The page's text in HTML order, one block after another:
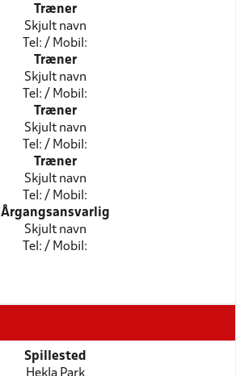
Træner
Skjult navn
Tel: / Mobil:
Træner
Skjult navn
Tel: / Mobil:
Træner
Skjult navn
Tel: / Mobil:
Træner
Skjult navn
Tel: / Mobil:
Årgangsansvarlig
Skjult navn
Tel: / Mobil:
Spillested
Hekla Park